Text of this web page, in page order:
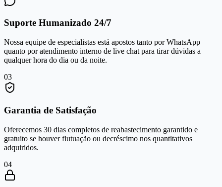
Suporte Humanizado 24/7
Nossa equipe de especialistas está apostos tanto por WhatsApp
quanto por atendimento interno de live chat para tirar dúvidas a
qualquer hora do dia ou da noite.
03
Garantia de Satisfação
Oferecemos 30 dias completos de reabastecimento garantido e
gratuito se houver flutuação ou decréscimo nos quantitativos
adquiridos.
04